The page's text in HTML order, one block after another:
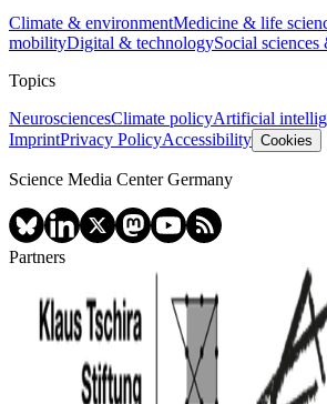
Climate & environmentMedicine & life
mobilityDigital & technologySocial
Topics
NeurosciencesClimate policyArtificial
ImprintPrivacy PolicyAccessibility Cookies
Science Media Center Germany
Partners